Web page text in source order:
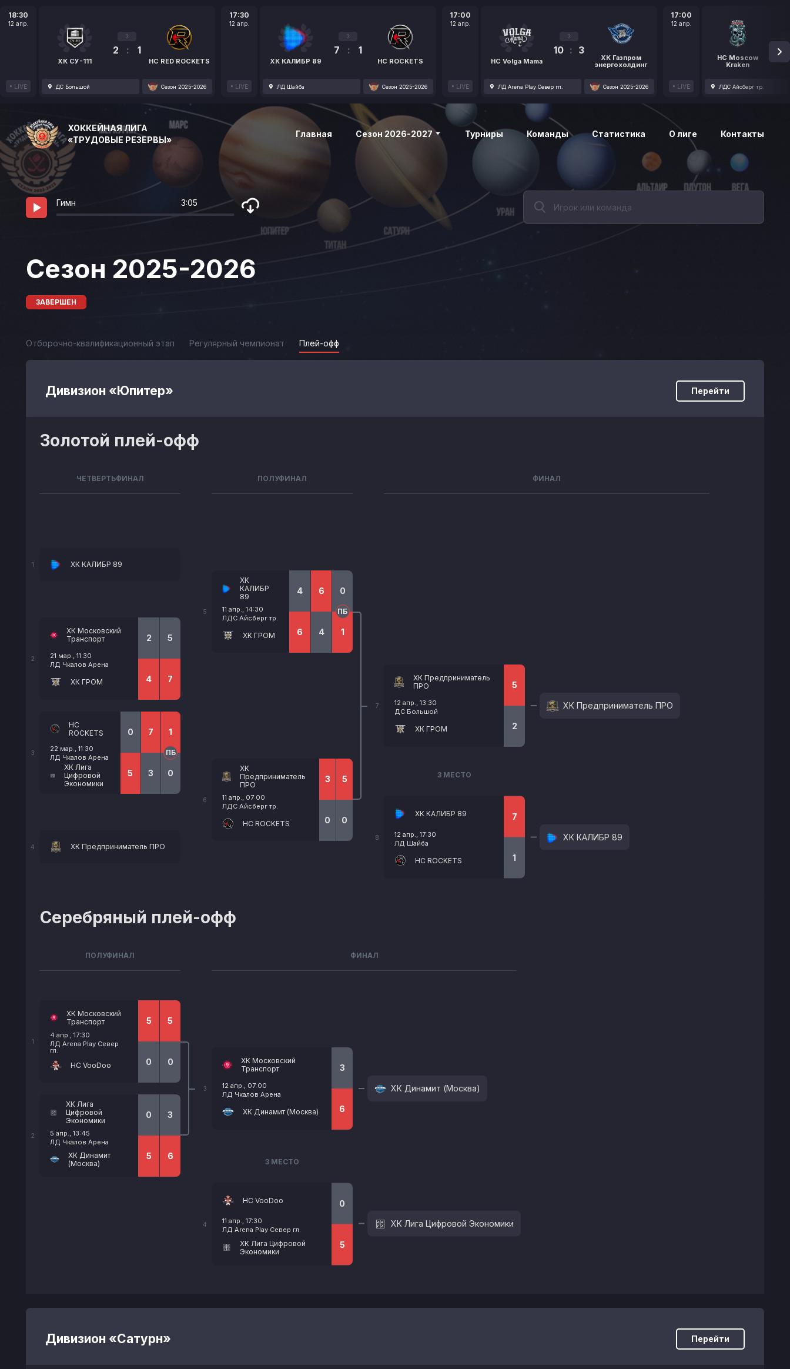
18:30
12 апр.
LIVE
ХК СУ-111
3
2 : 1
HC RED ROCKETS
ДС Большой Сезон 2025-2026
17:30
12 апр.
LIVE
ХК КАЛИБР 89
3
7 : 1
HC ROCKETS
ЛД Шайба Сезон 2025-2026
17:00
12 апр.
LIVE
HC Volga Mama
3
10 : 3
ХК Газпром
энергохолдинг
ЛД Arena Play Север гл. Сезон 2025-2026
17:00
12 апр.
LIVE
HC Moscow
Kraken
1
ЛДС Айсберг тр.
ХОККЕЙНАЯ ЛИГА
«ТРУДОВЫЕ РЕЗЕРВЫ»
Главная Сезон 2026-2027 Турниры Команды Статистика О лиге Контакты
Гимн 3:05
Сезон 2025-2026
ЗАВЕРШЕН
Отборочно-квалификационный этап Регулярный чемпионат Плей-офф
Дивизион «Юпитер» Перейти
Золотой плей-офф
ЧЕТВЕРТЬФИНАЛ
1 ХК КАЛИБР 89
2
ХК Московский
Транспорт
21 мар., 11:30
ЛД Чкалов Арена
ХК ГРОМ
2
4
5
7
3
HC
ROCKETS
22 мар., 11:30
ЛД Чкалов Арена
ХК Лига
Цифровой
Экономики
0
5
7
3
1
0
ПБ
4 ХК Предприниматель ПРО
ПОЛУФИНАЛ
5
ХК
КАЛИБР
89
11 апр., 14:30
ЛДС Айсберг тр.
ХК ГРОМ
4
6
6
4
0
1
ПБ
6
ХК
Предприниматель
ПРО
11 апр., 07:00
ЛДС Айсберг тр.
HC ROCKETS
3
0
5
0
ФИНАЛ
7
ХК Предприниматель
ПРО
12 апр., 13:30
ДС Большой
ХК ГРОМ
5
2
ХК Предприниматель ПРО
3 МЕСТО
8
ХК КАЛИБР 89
12 апр., 17:30
ЛД Шайба
HC ROCKETS
7
1
ХК КАЛИБР 89
Серебряный плей-офф
ПОЛУФИНАЛ
1
ХК Московский
Транспорт
4 апр., 17:30
ЛД Arena Play Север
гл.
HC VooDoo
5
0
5
0
2
ХК Лига
Цифровой
Экономики
5 апр., 13:45
ЛД Чкалов Арена
ХК Динамит
(Москва)
0
5
3
6
ФИНАЛ
3
ХК Московский
Транспорт
12 апр., 07:00
ЛД Чкалов Арена
ХК Динамит (Москва)
3
6
ХК Динамит (Москва)
3 МЕСТО
4
HC VooDoo
11 апр., 17:30
ЛД Arena Play Север гл.
ХК Лига Цифровой
Экономики
0
5
ХК Лига Цифровой Экономики
Дивизион «Сатурн» Перейти